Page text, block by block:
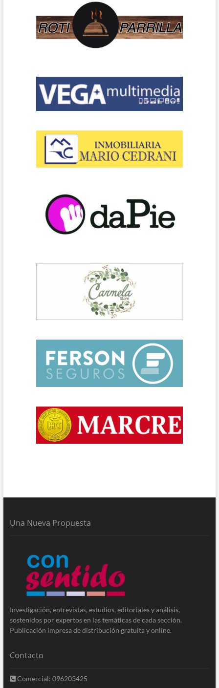
Una Nueva Propuesta
Investigación, entrevistas, estudios, editoriales y análisis,
sostenidos por expertos en las temáticas de cada sección.
Publicación impresa de distribución gratuita y online.
Contacto
Comercial: 096203425